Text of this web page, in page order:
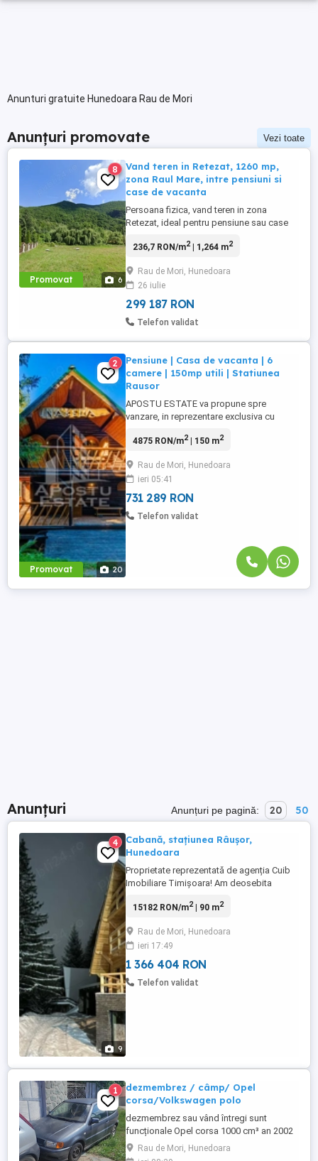
Anunturi gratuite Hunedoara Rau de Mori
Anunțuri promovate Vezi toate
Promovat 6
8
Vand teren in Retezat, 1260 mp,
zona Raul Mare, intre pensiuni si
case de vacanta
Persoana fizica, vand teren in zona
Retezat, ideal pentru pensiune sau case
exclusiv turistica, in intravilanul comunei
Mare, exact langa Pensiunea Dumbravita.
In zona sunt doar case de vacanta si
pensiuni. Frontul stradal e ...
236,7 RON/m2| 1,264 m2
Rau de Mori, Hunedoara
26 iulie
299 187 RON
Telefon validat
Promovat 20
2
Pensiune | Casa de vacanta | 6
camere | 150mp utili | Statiunea
Rausor
APOSTU ESTATE va propune spre
vanzare, in reprezentare exclusiva cu
casa de vacanta desfasurata pe 3 niveluri
de metri fata de statiunea de ski Rausor,
chiar in directia partiei. Suprafata utila de
150mp, este compartimentata ...
4875 RON/m2| 150 m2
Rau de Mori, Hunedoara
ieri 05:41
731 289 RON
Telefon validat
Anunțuri Anunțuri pe pagină: 20 50
9
4
Cabană, stațiunea Râușor,
Hunedoara
Proprietate reprezentată de agenția Cuib
Imobiliare Timișoara! Am deosebita
dintr-un basm, situată într-un peisaj de
Râușor, în brațele munților Retezat, județul
Hudedoara. Aceasta este la doar 5 minute
de pârtia de Ski ...
15182 RON/m2| 90 m2
Rau de Mori, Hunedoara
ieri 17:49
1 366 404 RON
Telefon validat
1
dezmembrez / câmp/ Opel
corsa/Volkswagen polo
dezmembrez sau vând întregi sunt
funcționale Opel corsa 1000 cm³ an 2002
benzină Volkswagen polo 6N 1000 cm ³
an 1996
Rau de Mori, Hunedoara